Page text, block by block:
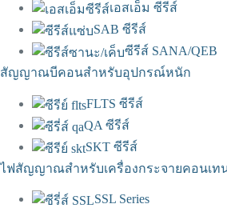
เอสเอ็ม ซีรีส์
SAB ซีรีส์
ซีรีส์ SANA/QEB
สัญญาณบีคอนสำหรับอุปกรณ์หนัก
FLTS ซีรีส์
QA ซีรีส์
SKT ซีรีส์
ไฟสัญญาณสำหรับเครื่องกระจายคอนเท
SSL Series